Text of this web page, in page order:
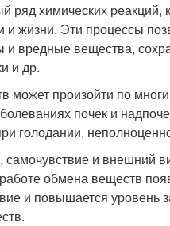
ряд химических реакций,
и жизни. Эти процессы
и вредные вещества,
и др.
может произойти по
почек и
голодании,
самочувствие и внешний
обмена веществ
и повышается уровень